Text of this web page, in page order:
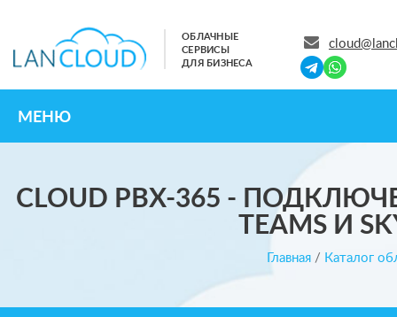
ОБЛАЧНЫЕ
СЕРВИСЫ
ДЛЯ БИЗНЕСА
МЕНЮ
CLOUD PBX-365 -
TEAMS И
Главная/ Каталог